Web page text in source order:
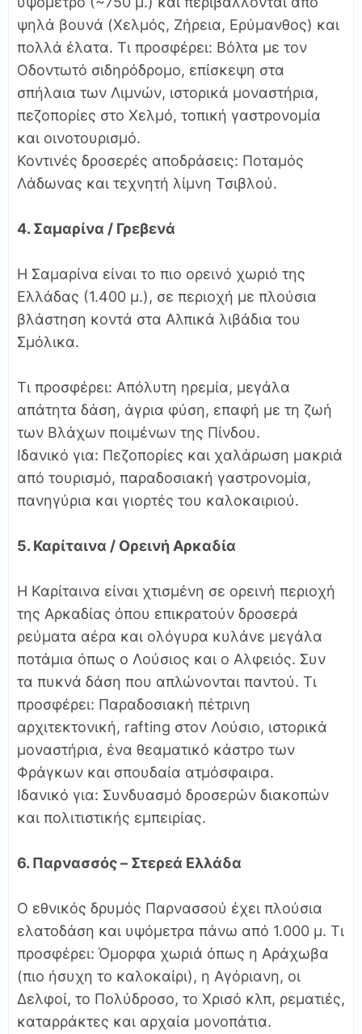
ψηλά βουνά (Χελμός, Ζήρεια, Ερύμανθος) και
πολλά έλατα. Τι προσφέρει: Βόλτα με τον
Οδοντωτό σιδηρόδρομο, επίσκεψη στα
σπήλαια των Λιμνών, ιστορικά μοναστήρια,
πεζοπορίες στο Χελμό, τοπική γαστρονομία
και οινοτουρισμό.
Κοντινές δροσερές αποδράσεις: Ποταμός
Λάδωνας και τεχνητή λίμνη Τσιβλού.
4. Σαμαρίνα / Γρεβενά
Η Σαμαρίνα είναι το πιο ορεινό χωριό της
Ελλάδας (1.400 μ.), σε περιοχή με πλούσια
βλάστηση κοντά στα Αλπικά λιβάδια του
Σμόλικα.
Τι προσφέρει: Απόλυτη ηρεμία, μεγάλα
απάτητα δάση, άγρια φύση, επαφή με τη ζωή
των Βλάχων ποιμένων της Πίνδου.
Ιδανικό για: Πεζοπορίες και χαλάρωση μακριά
από τουρισμό, παραδοσιακή γαστρονομία,
πανηγύρια και γιορτές του καλοκαιριού.
5. Καρίταινα / Ορεινή Αρκαδία
Η Καρίταινα είναι χτισμένη σε ορεινή περιοχή
της Αρκαδίας όπου επικρατούν δροσερά
ρεύματα αέρα και ολόγυρα κυλάνε μεγάλα
ποτάμια όπως ο Λούσιος και ο Αλφειός. Συν
τα πυκνά δάση που απλώνονται παντού. Τι
προσφέρει: Παραδοσιακή πέτρινη
αρχιτεκτονική, rafting στον Λούσιο, ιστορικά
μοναστήρια, ένα θεαματικό κάστρο των
Φράγκων και σπουδαία ατμόσφαιρα.
Ιδανικό για: Συνδυασμό δροσερών διακοπών
και πολιτιστικής εμπειρίας.
6. Παρνασσός – Στερεά Ελλάδα
Ο εθνικός δρυμός Παρνασσού έχει πλούσια
ελατοδάση και υψόμετρα πάνω από 1.000 μ. Τι
προσφέρει: Όμορφα χωριά όπως η Αράχωβα
(πιο ήσυχη το καλοκαίρι), η Αγόριανη, οι
Δελφοί, το Πολύδροσο, το Χρισό κλπ, ρεματιές,
καταρράκτες και αρχαία μονοπάτια.